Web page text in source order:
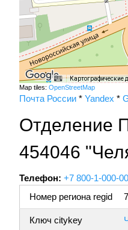
Картографические
Map tiles: OpenStreetMap
Почта России * Yandex *
Отделение
454046
Телефон: +7 800-1-000-
Номер региона regid
Ключ citykey